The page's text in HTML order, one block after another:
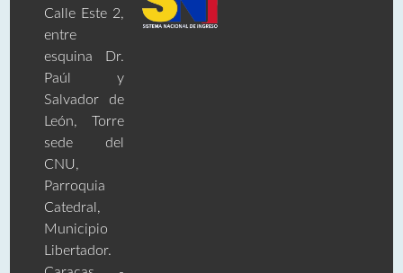
Calle Este 2,
entre
esquina Dr.
Paúl y
Salvador de
León, Torre
sede del
CNU,
Parroquia
Catedral,
Municipio
Libertador.